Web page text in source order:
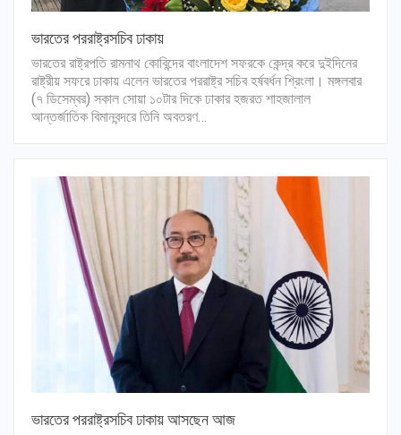
ভারতের পররাষ্ট্রসচিব ঢাকায়
ভারতের রাষ্ট্রপতি রামনাথ কোবিন্দের বাংলাদেশ সফরকে কেন্দ্র করে দুইদিনের
রাষ্ট্রীয় সফরে ঢাকায় এলেন ভারতের পররাষ্ট্র সচিব হর্ষবর্ধন শ্রিংলা। মঙ্গলবার
(৭ ডিসেম্বর) সকাল সোয়া ১০টার দিকে ঢাকার হজরত শাহজালাল
আন্তর্জাতিক বিমানবন্দরে তিনি অবতরণ…
ভারতের পররাষ্ট্রসচিব ঢাকায় আসছেন আজ